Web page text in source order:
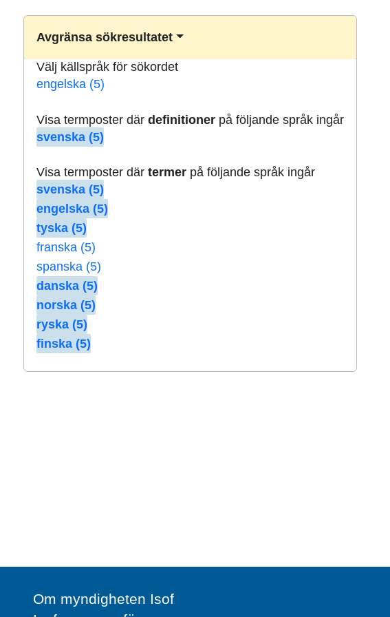
Avgränsa sökresultatet
Välj källspråk för sökordet
engelska (5)
Visa termposter därdefinitioner på följande språk ingår
svenska (5)
Visa termposter därtermer på följande språk ingår
svenska (5)
engelska (5)
tyska (5)
franska (5)
spanska (5)
danska (5)
norska (5)
ryska (5)
finska (5)
Om myndigheten Isof